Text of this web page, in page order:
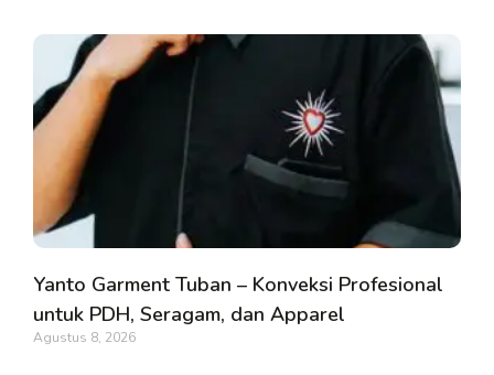
Yanto Garment Tuban – Konveksi Profesional
untuk PDH, Seragam, dan Apparel
Agustus 8, 2026